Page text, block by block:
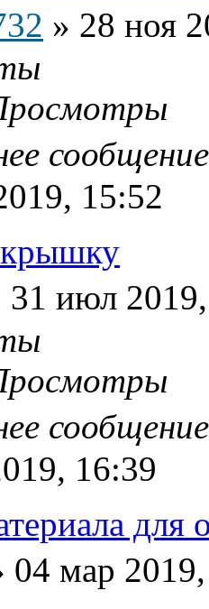
» 28 ноя
15:52
крышку
31 июл
16:39
для
04 мар